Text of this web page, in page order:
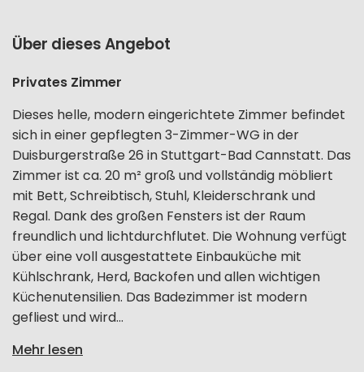
Über dieses Angebot
Privates Zimmer
Dieses helle, modern eingerichtete Zimmer befindet
sich in einer gepflegten 3-Zimmer-WG in der
Duisburgerstraße 26 in Stuttgart-Bad Cannstatt. Das
Zimmer ist ca. 20 m² groß und vollständig möbliert
mit Bett, Schreibtisch, Stuhl, Kleiderschrank und
Regal. Dank des großen Fensters ist der Raum
freundlich und lichtdurchflutet. Die Wohnung verfügt
über eine voll ausgestattete Einbauküche mit
Kühlschrank, Herd, Backofen und allen wichtigen
Küchenutensilien. Das Badezimmer ist modern
gefliest und wird...
Mehr lesen